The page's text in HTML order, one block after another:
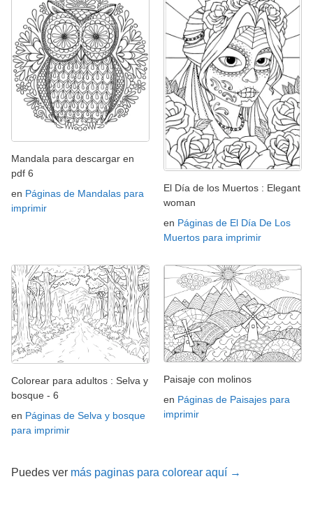
Mandala para descargar en
pdf 6
en Páginas de Mandalas para
imprimir
El Día de los Muertos : Elegant
woman
en Páginas de El Día De Los
Muertos para imprimir
Colorear para adultos : Selva y
bosque - 6
en Páginas de Selva y bosque
para imprimir
Paisaje con molinos
en Páginas de Paisajes para
imprimir
Puedes ver más paginas para colorear aquí →